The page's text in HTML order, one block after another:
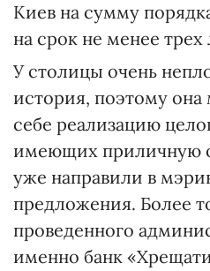
Киев на сумму
на срок не менее трех
У столицы очень
история, поэтому
себе реализацию
имеющих приличную
уже направили в
предложения. Более
проведенного
именно банк